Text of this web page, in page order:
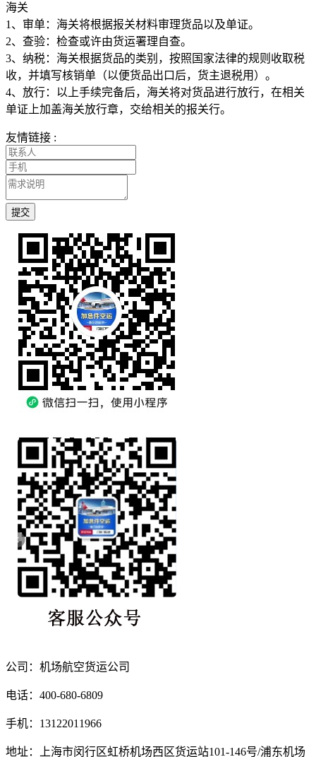
海关
1、审单：海关将根据报关材料审理货品以及单证。
2、查验：检查或许由货运署理自查。
3、纳税：海关根据货品的类别，按照国家法律的规则收取税
收，并填写核销单（以便货品出口后，货主退税用）。
4、放行：以上手续完备后，海关将对货品进行放行，在相关
单证上加盖海关放行章，交给相关的报关行。
友情链接 :
提交
公司：机场航空货运公司
电话：400-680-6809
手机：13122011966
地址：上海市闵行区虹桥机场西区货运站101-146号/浦东机场